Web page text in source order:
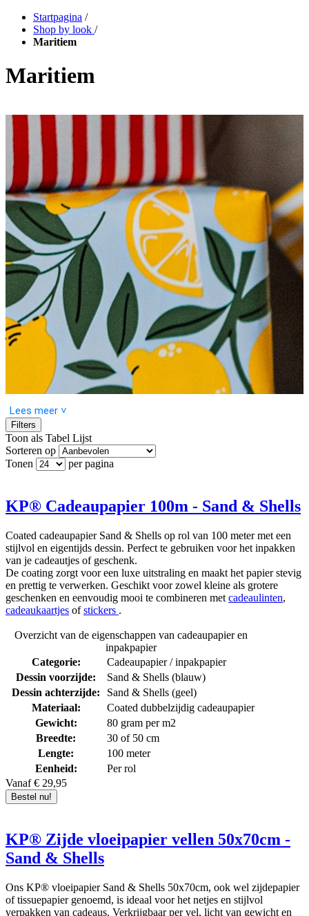
Startpagina /
Shop by look /
Maritiem
Maritiem
Breng de sfeer van zee en strand in je cadeaus met de
geeft. Van stickers en kaartjes tot inpakpapier en linten – alles is
perfect op elkaar afgestemd, om een complete, stijlvolle presentatie
Lees meer ˅
Filters
Toon als Tabel Lijst
Sorteren op
Tonen
per pagina
KP® Cadeaupapier 100m - Sand & Shells
Coated cadeaupapier Sand & Shells op rol van 100 meter met een
stijlvol en eigentijds dessin. Perfect te gebruiken voor het inpakken
van je cadeautjes of geschenk.
De coating zorgt voor een luxe uitstraling en maakt het papier stevig
en prettig te verwerken. Geschikt voor zowel kleine als grotere
geschenken en eenvoudig mooi te combineren met cadeaulinten,
cadeaukaartjes ofstickers .
Overzicht van de eigenschappen van cadeaupapier en
inpakpapier
Categorie:
Cadeaupapier / inpakpapier
Dessin voorzijde:
Sand & Shells (blauw)
Dessin achterzijde:
Sand & Shells (geel)
Materiaal:
Coated dubbelzijdig cadeaupapier
Gewicht:
80 gram per m2
Breedte:
30 of 50 cm
Lengte:
100 meter
Eenheid:
Per rol
Vanaf € 29,95
Bestel nu!
KP® Zijde vloeipapier vellen 50x70cm -
Sand & Shells
Ons KP® vloeipapier Sand & Shells 50x70cm, ook wel zijdepapier
of tissuepapier genoemd, is ideaal voor het netjes en stijlvol
verpakken van cadeaus. Verkrijgbaar per vel, licht van gewicht en